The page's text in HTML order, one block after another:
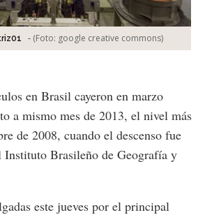
- (Foto: google creative commons)
en Brasil cayeron en marzo
a mismo mes de 2013, el nivel más
de 2008, cuando el descenso fue
Instituto Brasileño de Geografía y
este jueves por el principal